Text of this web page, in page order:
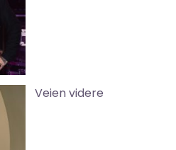
Veien videre